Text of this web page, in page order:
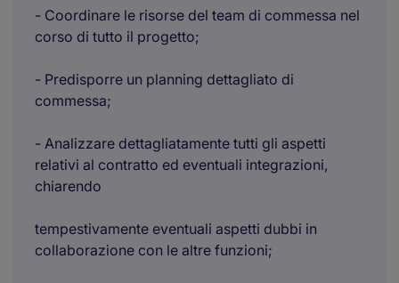
- Coordinare le risorse del team di commessa nel
corso di tutto il progetto;
- Predisporre un planning dettagliato di
commessa;
- Analizzare dettagliatamente tutti gli aspetti
relativi al contratto ed eventuali integrazioni,
chiarendo
tempestivamente eventuali aspetti dubbi in
collaborazione con le altre funzioni;